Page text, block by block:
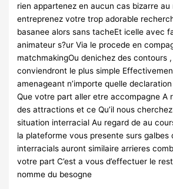
rien appartenez en aucun cas bizarre
entreprenez votre trop adorable
basanee alors sans tacheEt icelle avec
animateur s?ur Via le procede en
matchmakingOu denichez des contours
conviendront le plus simple
amenageant n’importe quelle
Que votre part aller etre accompagne A
des attractions et ce Qu’il nous
situation interracial Au regard de au
la plateforme vous presente surs galbes
interracials auront similaire arrieres
votre part C’est a vous d’effectuer le
nomme du besogne